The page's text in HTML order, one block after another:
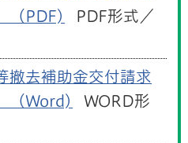
（PDF)
PDF形式／
撤去補助金交付請求
（Word)
WORD形